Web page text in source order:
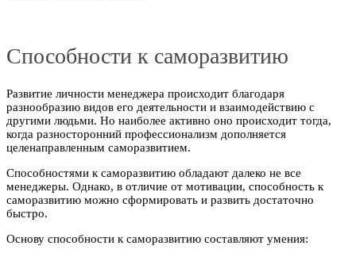
Способности к саморазвитию
Развитие личности менеджера происходит благодаря
разнообразию видов его деятельности и взаимодействию с
другими людьми. Но наиболее активно оно происходит тогда,
когда разносторонний профессионализм дополняется
целенаправленным саморазвитием.
Способностями к саморазвитию обладают далеко не все
менеджеры. Однако, в отличие от мотивации, способность к
саморазвитию можно сформировать и развить достаточно
быстро.
Основу способности к саморазвитию составляют умения: